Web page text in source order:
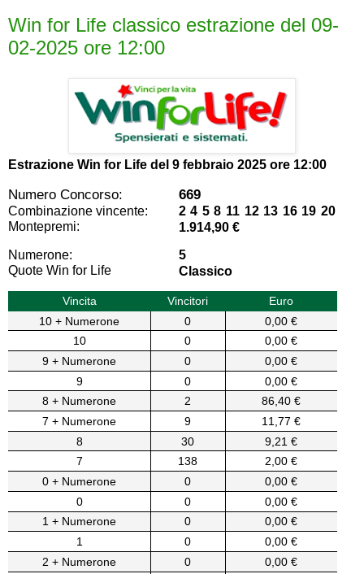
Win for Life classico estrazione del 09-
02-2025 ore 12:00
Estrazione Win for Life del 9 febbraio 2025 ore 12:00
Numero Concorso: 669
Combinazione vincente:
2 4 5 8 11 12 13 16 19 20
Montepremi:
1.914,90 €
Numerone:
5
Quote Win for Life
Classico
Vincita Vincitori
Euro
10 + Numerone
0
0,00 €
10
0
0,00 €
9 + Numerone
0
0,00 €
9
0
0,00 €
8 + Numerone
2
86,40 €
7 + Numerone
9
11,77 €
8
30
9,21 €
7
138
2,00 €
0 + Numerone
0
0,00 €
0
0
0,00 €
1 + Numerone
0
0,00 €
1
0
0,00 €
2 + Numerone
0
0,00 €